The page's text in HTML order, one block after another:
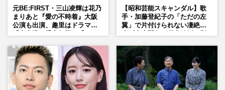
元BE:FIRST・三山凌輝は花乃
まりあと『愛の不時着』大阪
公演も出演、趣里はドラマ
【昭和芸能スキャンダル】歌
手・加藤登紀子の「ただの左
翼」で片付けられない凄絶半